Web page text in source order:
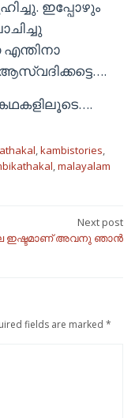
ഇപ്പോഴും
,kambistories,
,malayalam
Next post
ഇഷ്ടമാണ് അവനു ഞാൻ
fields are marked *